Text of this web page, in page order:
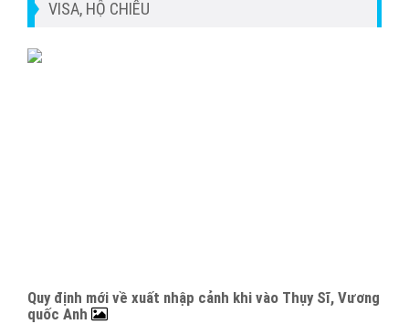
VISA, HỘ CHIẾU
Quy định mới về xuất nhập cảnh khi vào Thụy Sĩ, Vương
quốc Anh